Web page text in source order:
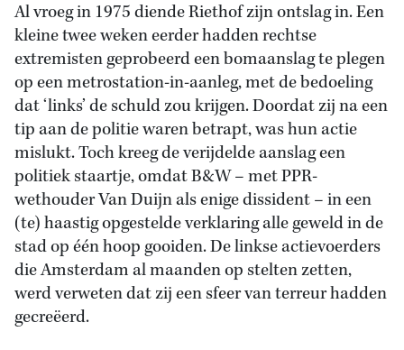
Al vroeg in 1975 diende Riethof zijn ontslag in. Een
kleine twee weken eerder hadden rechtse
extremisten geprobeerd een bomaanslag te plegen
op een metrostation-in-aanleg, met de bedoeling
dat ‘links’ de schuld zou krijgen. Doordat zij na een
tip aan de politie waren betrapt, was hun actie
mislukt. Toch kreeg de verijdelde aanslag een
politiek staartje, omdat B&W – met PPR-
wethouder Van Duijn als enige dissident – in een
(te) haastig opgestelde verklaring alle geweld in de
stad op één hoop gooiden. De linkse actievoerders
die Amsterdam al maanden op stelten zetten,
werd verweten dat zij een sfeer van terreur hadden
gecreëerd.